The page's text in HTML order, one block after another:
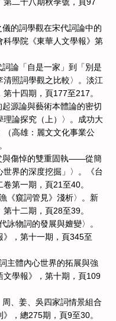
的詞學觀在宋代詞論中的
學院《東華人文學報》第
論「自是一家」到「別是
照詞學觀之比較〉。淡江
十四期，頁177至217。
源論與藝術本體論的密切
論探究（上）〉。成功大
高雄：麗文文化事業公
與傷悼的雙重固執——從簡
界的深度挖掘」〉。《台
第一期，頁21至40。
《窺詞管見》淺析〉。新
十二期，頁28至39。
詠物詞的發展與嬗變〉。
》，第十一期，頁345至
主體內心世界的拓展與強
文學報》，第十期，頁109
、姜、吳四家詞情景組合
，總275期，頁9至30。